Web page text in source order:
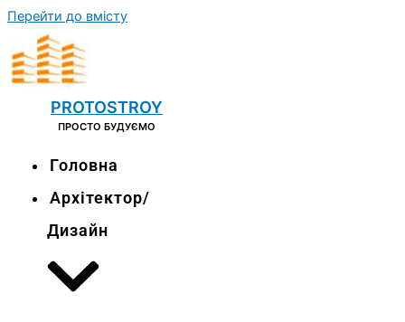
Перейти до вмісту
PROTOSTROY
ПРОСТО БУДУЄМО
Головна
Архітектор/
Дизайн